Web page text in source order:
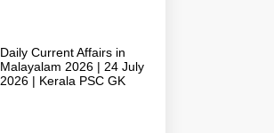
Daily Current Affairs in
Malayalam 2026 | 24 July
2026 | Kerala PSC GK